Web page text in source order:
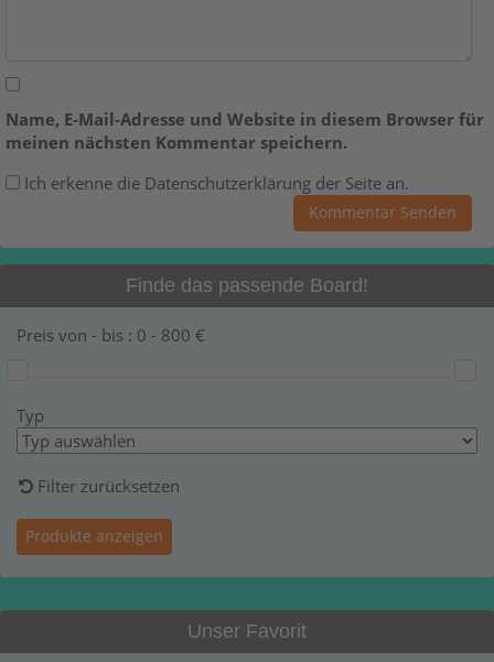
Name, E-Mail-Adresse und Website in diesem Browser für
meinen nächsten Kommentar speichern.
Ich erkenne die Datenschutzerklärung der Seite an.
Finde das passende Board!
Preis von - bis : 0 - 800 €
Typ
Filter zurücksetzen
Unser Favorit